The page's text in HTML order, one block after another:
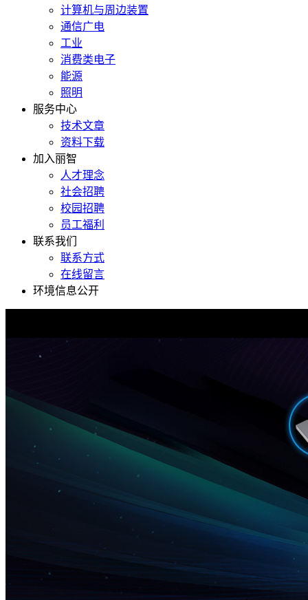
计算机与周边装置
通信广电
工业
消费类电子
能源
照明
服务中心
技术文章
资料下载
加入丽智
人才理念
社会招聘
校园招聘
员工福利
联系我们
联系方式
在线留言
环境信息公开